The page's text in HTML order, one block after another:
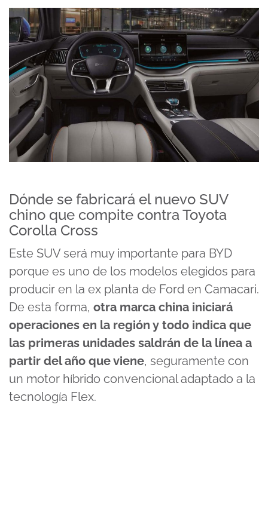
Dónde se fabricará el nuevo SUV
chino que compite contra Toyota
Corolla Cross
Este SUV será muy importante para BYD
porque es uno de los modelos elegidos para
producir en la ex planta de Ford en Camacari.
De esta forma, otra marca china iniciará
operaciones en la región y todo indica que
las primeras unidades saldrán de la línea a
partir del año que viene, seguramente con
un motor híbrido convencional adaptado a la
tecnología Flex.